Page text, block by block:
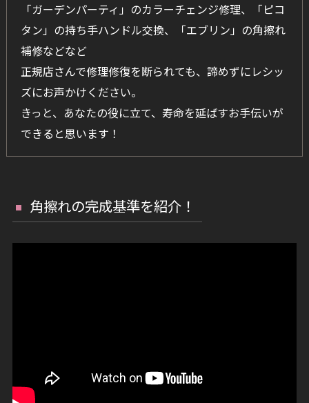
「ガーデンパーティ」のカラーチェンジ修理、「ピコ
タン」の持ち手ハンドル交換、「エブリン」の角擦れ
補修などなど
正規店さんで修理修復を断られても、諦めずにレシッ
ズにお声かけください。
きっと、あなたの役に立て、寿命を延ばすお手伝いが
できると思います！
角擦れの完成基準を紹介！